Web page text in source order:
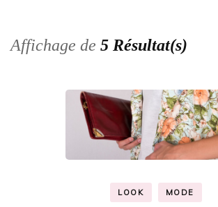
Affichage de 5 Résultat(s)
LOOK MODE